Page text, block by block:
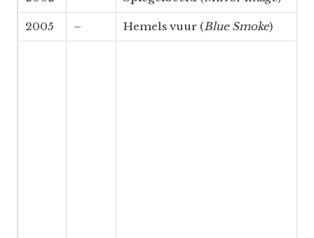
2005 – Hemels vuur (Blue Smoke)